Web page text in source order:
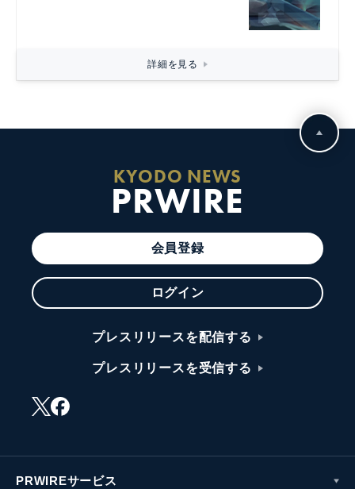
詳細を見る
KYODO NEWS
PRWIRE
会員登録
ログイン
プレスリリースを配信する
プレスリリースを受信する
PRWIREサービス